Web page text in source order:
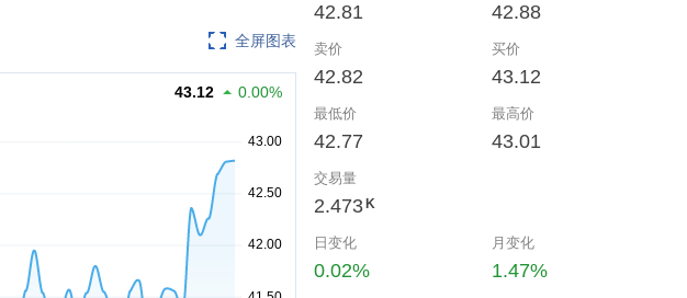
全屏图表
43.12 0.00%
42.81 42.88
卖价
42.82
买价
43.12
最低价
42.77
最高价
43.01
交易量
2.473 K
日变化
0.02%
月变化
1.47%